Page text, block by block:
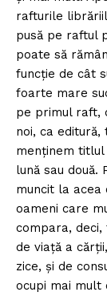
rafturile
pusă pe raftul
poate să
funcție de cât
foarte mare
pe primul raft,
noi, ca
menținem
lună sau două.
muncit la acea
oameni care
compara,
de viață a
zice, și de
ocupi mai mult